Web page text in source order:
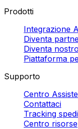
Prodotti
Integrazione
Diventa
Diventa
Piattaforma
Supporto
Centro
Contattaci
Tracking
Centro risorse